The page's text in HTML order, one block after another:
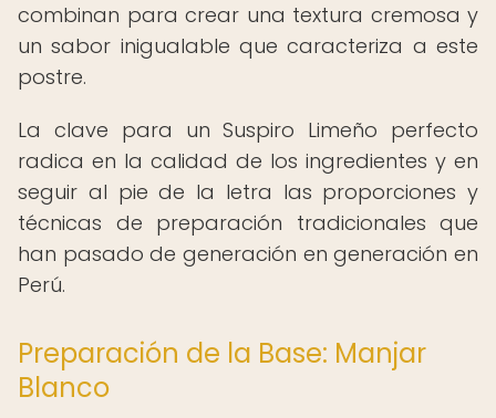
combinan para crear una textura cremosa y
un sabor inigualable que caracteriza a este
postre.
La clave para un Suspiro Limeño perfecto
radica en la calidad de los ingredientes y en
seguir al pie de la letra las proporciones y
técnicas de preparación tradicionales que
han pasado de generación en generación en
Perú.
Preparación de la Base: Manjar
Blanco